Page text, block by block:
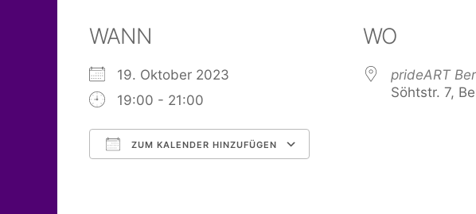
WANN
19. Oktober 2023
19:00 - 21:00
ZUM KALENDER HINZUFÜGEN
WO
prideART
Söhtstr. 7,